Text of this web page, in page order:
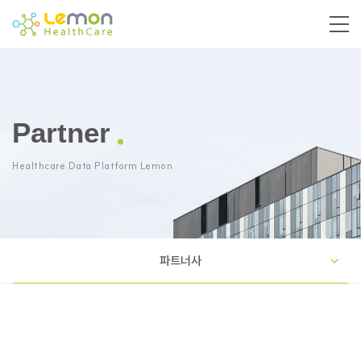
Partner
Healthcare Data Platform Lemon
파트너사